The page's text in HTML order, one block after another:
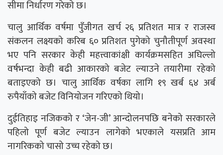
सीमा निर्धारण गरेको छ।
चालु आर्थिक वर्षमा पुँजीगत खर्च २६ प्रतिशत मात्र र राजस्व
संकलन लक्ष्यको करिब ६० प्रतिशत पुगेको चुनौतीपूर्ण अवस्था
भए पनि सरकार केही महत्त्वाकांक्षी कार्यक्रमसहित अघिल्लो
वर्षभन्दा केही बढी आकारको बजेट ल्याउने तयारीमा रहेको
बताइएको छ। चालु आर्थिक वर्षका लागि १९ खर्ब ६४ अर्ब
रुपैयाँको बजेट विनियोजन गरिएको थियो।
दुईतिहाइ नजिकको र ‘जेन-जी’ आन्दोलनपछि बनेको सरकारले
पहिलो पूर्ण बजेट ल्याउन लागेको भएकाले यसप्रति आम
नागरिकको चासो उच्च रहेको छ।